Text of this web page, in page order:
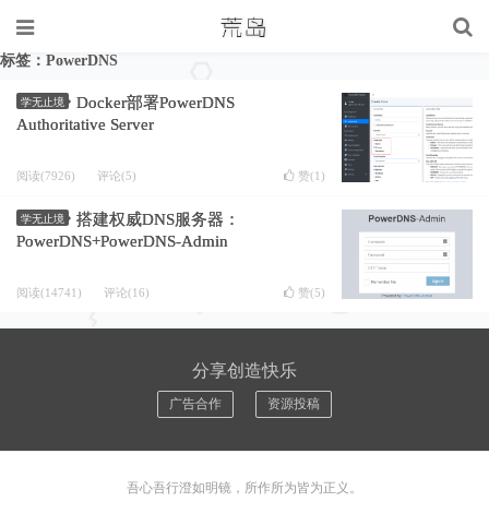
标签：PowerDNS
学无止境
Docker部署PowerDNS
Authoritative Server
阅读(7926) 评论(5) 赞(1 )
学无止境
搭建权威DNS服务器：
PowerDNS+PowerDNS-Admin
阅读(14741) 评论(16) 赞(5)
分享创造快乐
广告合作 资源投稿
吾心吾行澄如明镜，所作所为皆为正义。